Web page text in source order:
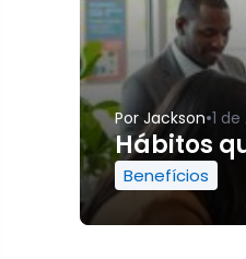
Por Jackson•1
Hábitos
Benefícios